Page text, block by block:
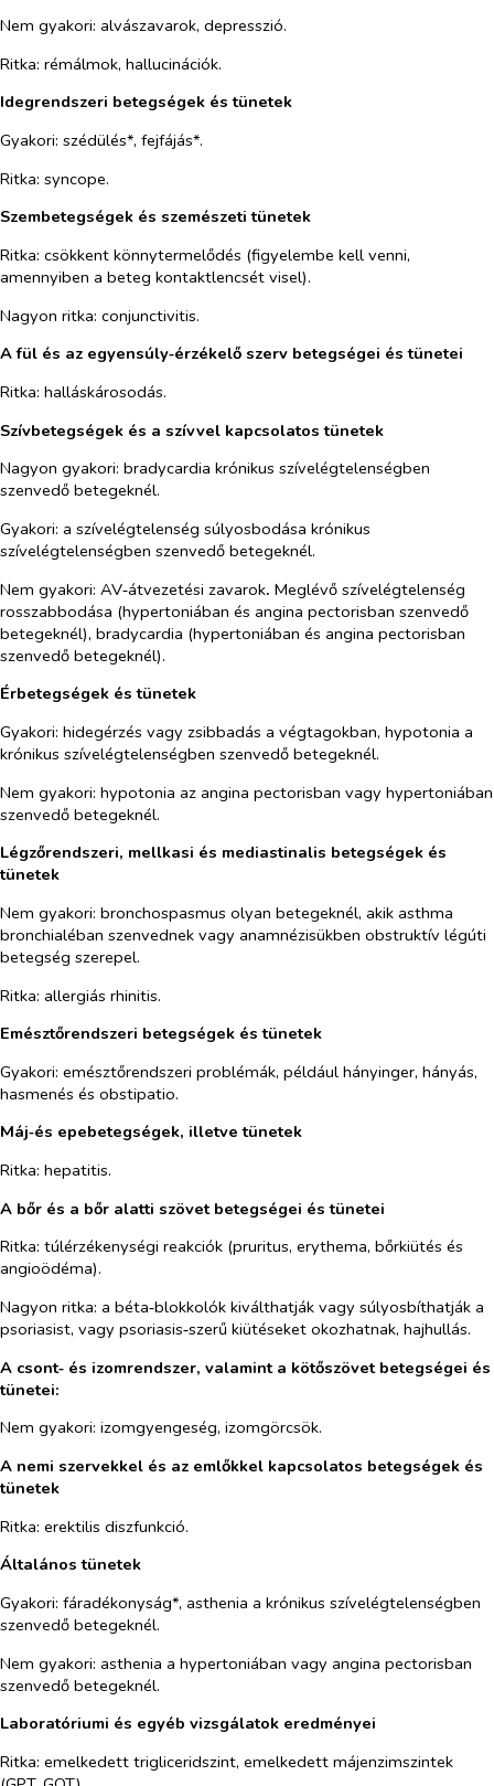
Nem gyakori: alvászavarok, depresszió.
Ritka: rémálmok, hallucinációk.
Idegrendszeri betegségek és tünetek
Gyakori: szédülés*, fejfájás*.
Ritka: syncope.
Szembetegségek és szemészeti tünetek
Ritka: csökkent könnytermelődés (figyelembe kell venni,
amennyiben a beteg kontaktlencsét visel).
Nagyon ritka: conjunctivitis.
A fül és az egyensúly‑érzékelő szerv betegségei és tünetei
Ritka: halláskárosodás.
Szívbetegségek és a szívvel kapcsolatos tünetek
Nagyon gyakori: bradycardia krónikus szívelégtelenségben
szenvedő betegeknél.
Gyakori: a szívelégtelenség súlyosbodása krónikus
szívelégtelenségben szenvedő betegeknél.
Nem gyakori: AV‑átvezetési zavarok. Meglévő szívelégtelenség
rosszabbodása (hypertoniában és angina pectorisban szenvedő
betegeknél), bradycardia (hypertoniában és angina pectorisban
szenvedő betegeknél).
Érbetegségek és tünetek
Gyakori: hidegérzés vagy zsibbadás a végtagokban, hypotonia a
krónikus szívelégtelenségben szenvedő betegeknél.
Nem gyakori: hypotonia az angina pectorisban vagy hypertoniában
szenvedő betegeknél.
Légzőrendszeri, mellkasi és mediastinalis betegségek és
tünetek
Nem gyakori: bronchospasmus olyan betegeknél, akik asthma
bronchialéban szenvednek vagy anamnézisükben obstruktív légúti
betegség szerepel.
Ritka: allergiás rhinitis.
Emésztőrendszeri betegségek és tünetek
Gyakori: emésztőrendszeri problémák, például hányinger, hányás,
hasmenés és obstipatio.
Máj‑és epebetegségek, illetve tünetek
Ritka: hepatitis.
A bőr és a bőr alatti szövet betegségei és tünetei
Ritka: túlérzékenységi reakciók (pruritus, erythema, bőrkiütés és
angioödéma).
Nagyon ritka: a béta‑blokkolók kiválthatják vagy súlyosbíthatják a
psoriasist, vagy psoriasis‑szerű kiütéseket okozhatnak, hajhullás.
A csont‑ és izomrendszer, valamint a kötőszövet betegségei és
tünetei:
Nem gyakori: izomgyengeség, izomgörcsök.
A nemi szervekkel és az emlőkkel kapcsolatos betegségek és
tünetek
Ritka: erektilis diszfunkció.
Általános tünetek
Gyakori: fáradékonyság*, asthenia a krónikus szívelégtelenségben
szenvedő betegeknél.
Nem gyakori: asthenia a hypertoniában vagy angina pectorisban
szenvedő betegeknél.
Laboratóriumi és egyéb vizsgálatok eredményei
Ritka: emelkedett trigliceridszint, emelkedett májenzimszintek